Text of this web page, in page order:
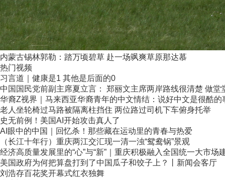
内蒙古锡林郭勒：踏万顷碧草 赴一场飒爽草原那达慕
热门视频
习言道｜健康是1 其他是后面的0
中国国民党前副主席夏立言： 郑丽文主席两岸路线很清楚 做堂
华裔Z视界｜马来西亚华裔青年的中文情结：说好中文是很酷的
老人坐轮椅过马路被隔离柱挡住 两位路过司机下车俯身托举
史无前例！美国AI开始攻击真人了
AI眼中的中国｜回忆杀！那些藏在运动里的青春与热爱
（长江十年行）重庆两江交汇现一清一浊“鸳鸯锅”景观
经济高质量发展里的“心”与“新”｜重庆积极融入全国统一大市场
美国政府为何把算盘打到了中国瓜子和饺子上？丨新闻会客厅
刘浩存百花奖开幕式红衣独舞